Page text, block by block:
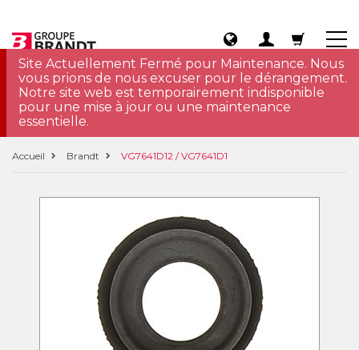
Site Actuellement Fermé pour Maintenance. Nous
vous prions de nous excuser pour le dérangement.
Notre site web est temporairement indisponible
pour une mise à jour ou une maintenance
essentielle.
Accueil Brandt VG7641D12 / VG7641D1